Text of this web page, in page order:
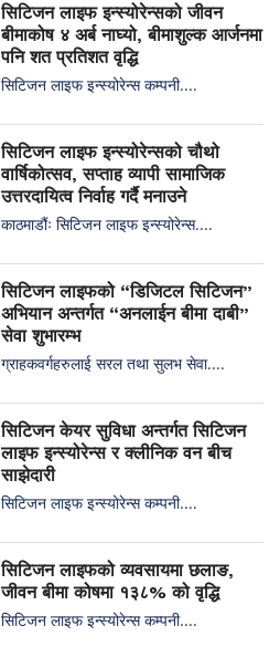
सिटिजन लाइफ इन्स्योरेन्सको जीवन
बीमाकोष ४ अर्ब नाघ्यो, बीमाशुल्क आर्जनमा
पनि शत प्रतिशत वृद्धि
सिटिजन लाइफ इन्स्योरेन्स कम्पनी....
सिटिजन लाइफ इन्स्योरेन्सको चौथो
वार्षिकोत्सव, सप्ताह व्यापी सामाजिक
उत्तरदायित्व निर्वाह गर्दै मनाउने
काठमाडौंः सिटिजन लाइफ इन्स्योरेन्स....
सिटिजन लाइफको “डिजिटल सिटिजन”
अभियान अन्तर्गत “अनलाईन बीमा दाबी”
सेवा शुभारम्भ
ग्राहकवर्गहरुलाई सरल तथा सुलभ सेवा....
सिटिजन केयर सुविधा अन्तर्गत सिटिजन
लाइफ इन्स्योरेन्स र क्लीनिक वन बीच
साझेदारी
सिटिजन लाइफ इन्स्योरेन्स कम्पनी....
सिटिजन लाइफको व्यवसायमा छलाङ,
जीवन बीमा कोषमा १३८% को वृद्धि
सिटिजन लाइफ इन्स्योरेन्स कम्पनी....